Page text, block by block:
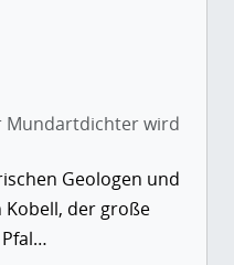
Mundartdichter wird
Geologen und
der große